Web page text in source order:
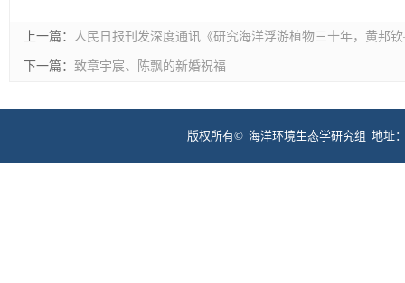
上一篇： 人民日报刊发深度通讯《研究海洋浮游植物三十年，黄邦
下一篇： 致章宇宸、陈飘的新婚祝福
版权所有© 海洋环境生态学研究组 地址